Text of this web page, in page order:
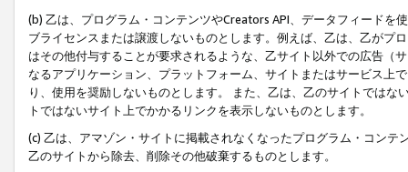
(b) 乙は、プログラム・コンテンツやCreators API、データフィード
ブライセンスまたは譲渡しないものとします。例えば、乙は、乙がプ
はその他付与することが要求されるような、乙サイト以外での広告（
なるアプリケーション、プラットフォーム、サイトまたはサービス上
り、使用を奨励しないものとします。 また、乙は、乙のサイトでは
トではないサイト上でかかるリンクを表示しないものとします。
(c) 乙は、アマゾン・サイトに掲載されなくなったプログラム・コン
乙のサイトから除去、削除その他破棄するものとします。